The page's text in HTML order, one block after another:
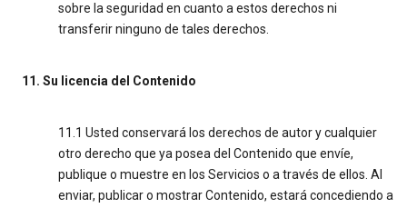
sobre la seguridad en cuanto a estos derechos ni
transferir ninguno de tales derechos.
11. Su licencia del Contenido
11.1 Usted conservará los derechos de autor y cualquier
otro derecho que ya posea del Contenido que envíe,
publique o muestre en los Servicios o a través de ellos. Al
enviar, publicar o mostrar Contenido, estará concediendo a